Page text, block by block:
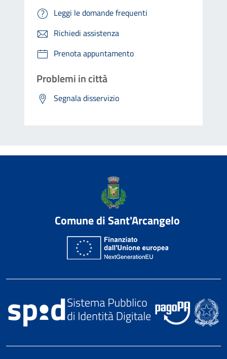
Leggi le domande frequenti
Richiedi assistenza
Prenota appuntamento
Problemi in città
Segnala disservizio
Comune di Sant'Arcangelo